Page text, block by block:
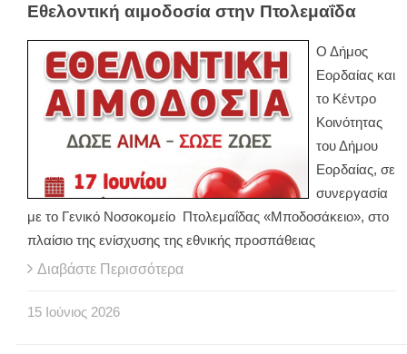
Εθελοντική αιμοδοσία στην Πτολεμαΐδα
Ο Δήμος
Εορδαίας και
το Κέντρο
Κοινότητας
του Δήμου
Εορδαίας, σε
συνεργασία
με το Γενικό Νοσοκομείο Πτολεμαΐδας «Μποδοσάκειο», στο
πλαίσιο της ενίσχυσης της εθνικής προσπάθειας
Διαβάστε Περισσότερα
15 Ιούνιος 2026